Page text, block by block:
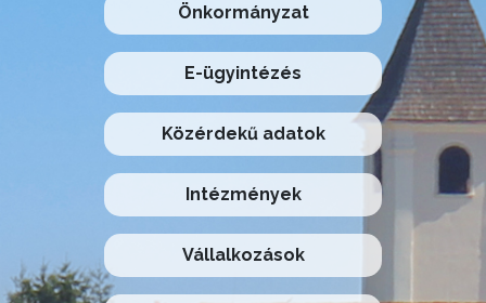
Önkormányzat
E-ügyintézés
Közérdekű adatok
Intézmények
Vállalkozások